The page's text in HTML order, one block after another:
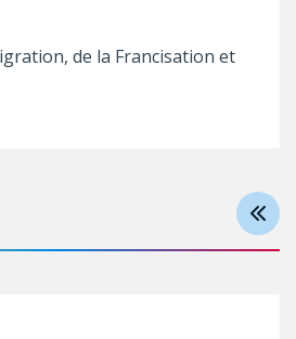
de la Francisation et